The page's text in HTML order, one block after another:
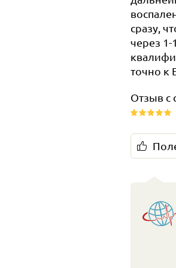
сразу,
через 1-
точно к
Отзыв с